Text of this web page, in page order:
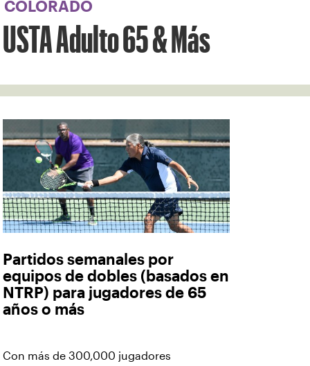
COLORADO
USTA Adulto 65 & Más
Partidos semanales por
equipos de dobles (basados en
NTRP) para jugadores de 65
años o más
Con más de 300,000 jugadores